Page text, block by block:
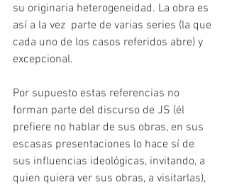
su originaria heterogeneidad. La obra es
así a la vez  parte de varias series (la que
cada uno de los casos referidos abre) y
excepcional.
Por supuesto estas referencias no
forman parte del discurso de JS (él
prefiere no hablar de sus obras, en sus
escasas presentaciones lo hace sí de
sus influencias ideológicas, invitando, a
quien quiera ver sus obras, a visitarlas),